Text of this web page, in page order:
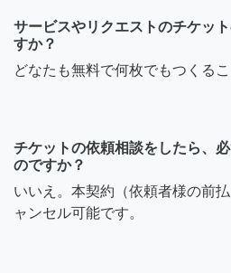
サービスやリクエストのチケッ
すか？
どなたも無料で何枚でもつくるこ
チケットの依頼相談をしたら、
のですか？
いいえ。本契約（依頼者様の前
ャンセル可能です。